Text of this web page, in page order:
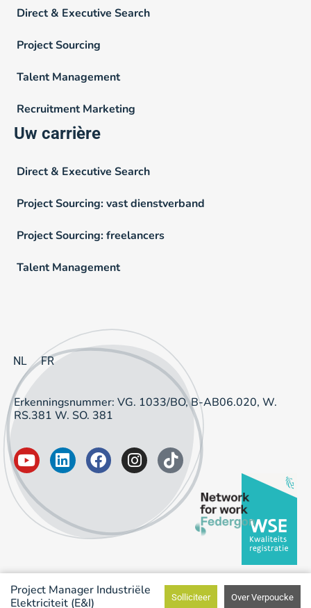
Project Manager Industriële
Elektriciteit (E&I)
Solliciteer Over Verpoucke
Direct & Executive Search
Project Sourcing
Talent Management
Recruitment Marketing
Uw carrière
Direct & Executive Search
Project Sourcing: vast dienstverband
Project Sourcing: freelancers
Talent Management
NL FR
Erkenningsnummer: VG. 1033/BO, B-AB06.020, W.
RS.381 W. SO. 381